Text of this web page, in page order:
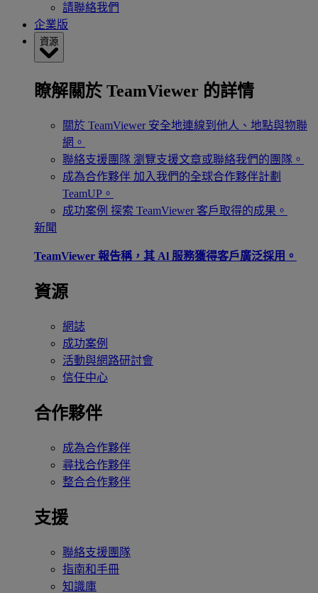
請聯絡我們
企業版
資源
瞭解關於 TeamViewer 的詳情
關於 TeamViewer 安全地連線到他人、地點與物聯
網。
聯絡支援團隊 瀏覽支援文章或聯絡我們的團隊。
成為合作夥伴 加入我們的全球合作夥伴計劃
TeamUP。
成功案例 探索 TeamViewer 客戶取得的成果。
新聞
TeamViewer 報告稱，其 Al 服務獲得客戶廣泛採用。
資源
網誌
成功案例
活動與網路研討會
信任中心
合作夥伴
成為合作夥伴
尋找合作夥伴
整合合作夥伴
支援
聯絡支援團隊
指南和手冊
知識庫